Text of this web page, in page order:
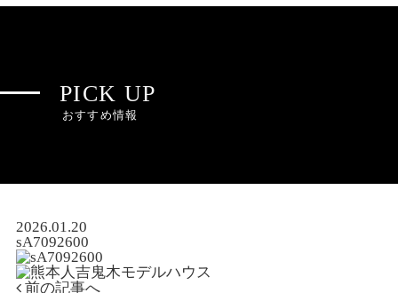
PICK UP
おすすめ情報
2026.01.20
sA7092600
前の記事へ